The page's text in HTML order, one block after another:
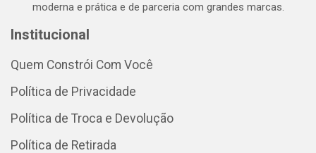
moderna e prática e de parceria com grandes marcas.
Institucional
Quem Constrói Com Você
Política de Privacidade
Política de Troca e Devolução
Política de Retirada